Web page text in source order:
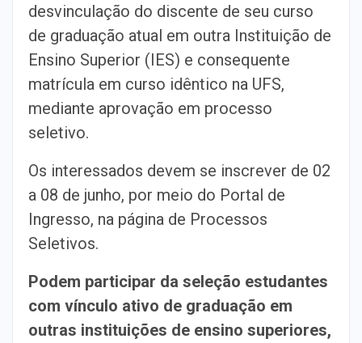
desvinculação do discente de seu curso
de graduação atual em outra Instituição de
Ensino Superior (IES) e consequente
matrícula em curso idêntico na UFS,
mediante aprovação em processo
seletivo.
Os interessados devem se inscrever de 02
a 08 de junho, por meio do Portal de
Ingresso, na página de Processos
Seletivos.
Podem participar da seleção estudantes
com vínculo ativo de graduação em
outras instituições de ensino superiores,